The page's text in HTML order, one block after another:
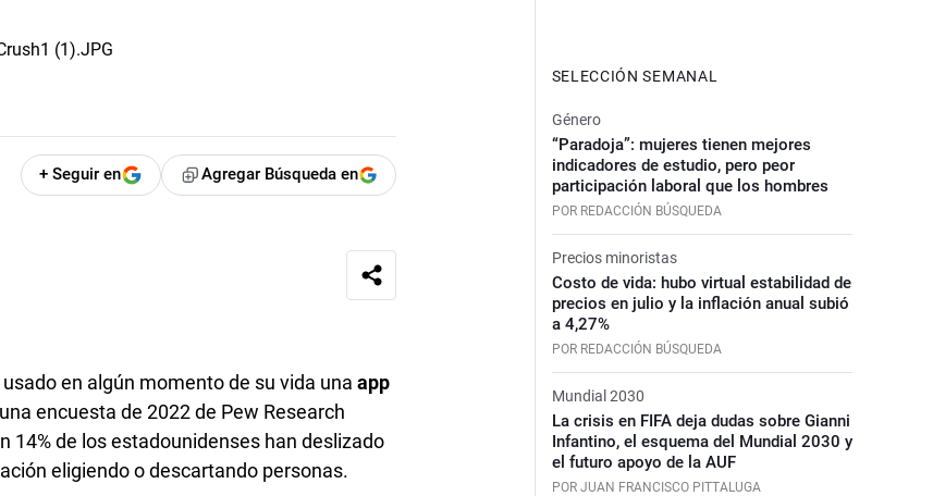
+ Seguir en Agregar Búsqueda en
en algún momento de su vida una app
encuesta de 2022 de Pew Research
14% de los estadounidenses han deslizado
eligiendo o descartando personas.
SELECCIÓN SEMANAL
Género
“Paradoja”: mujeres tienen mejores
indicadores de estudio, pero peor
participación laboral que los hombres
POR REDACCIÓN BÚSQUEDA
Precios minoristas
Costo de vida: hubo virtual estabilidad de
precios en julio y la inflación anual subió
a 4,27%
POR REDACCIÓN BÚSQUEDA
Mundial 2030
La crisis en FIFA deja dudas sobre Gianni
Infantino, el esquema del Mundial 2030 y
el futuro apoyo de la AUF
POR JUAN FRANCISCO PITTALUGA